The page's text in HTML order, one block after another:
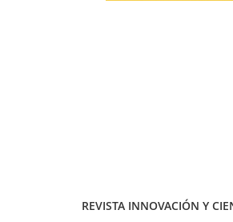
REVISTA INNOVACIÓN Y